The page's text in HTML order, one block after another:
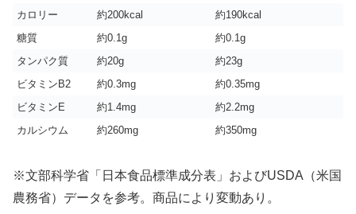
カロリー
約200kcal
約190kcal
糖質
約0.1g
約0.1g
タンパク質
約20g
約23g
ビタミンB2
約0.3mg
約0.35mg
ビタミンE
約1.4mg
約2.2mg
カルシウム
約260mg 約350mg
※文部科学省「日本食品標準成分表」およびUSDA（米国
農務省）データを参考。商品により変動あり。